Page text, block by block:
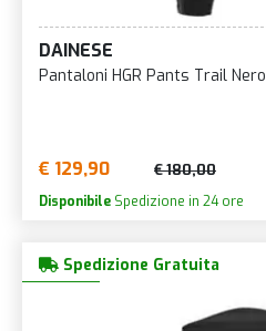
DAINESE
Pantaloni HGR Pants Trail Nero
€ 129,90 € 180,00
Disponibile Spedizione in 24 ore
Spedizione Gratuita